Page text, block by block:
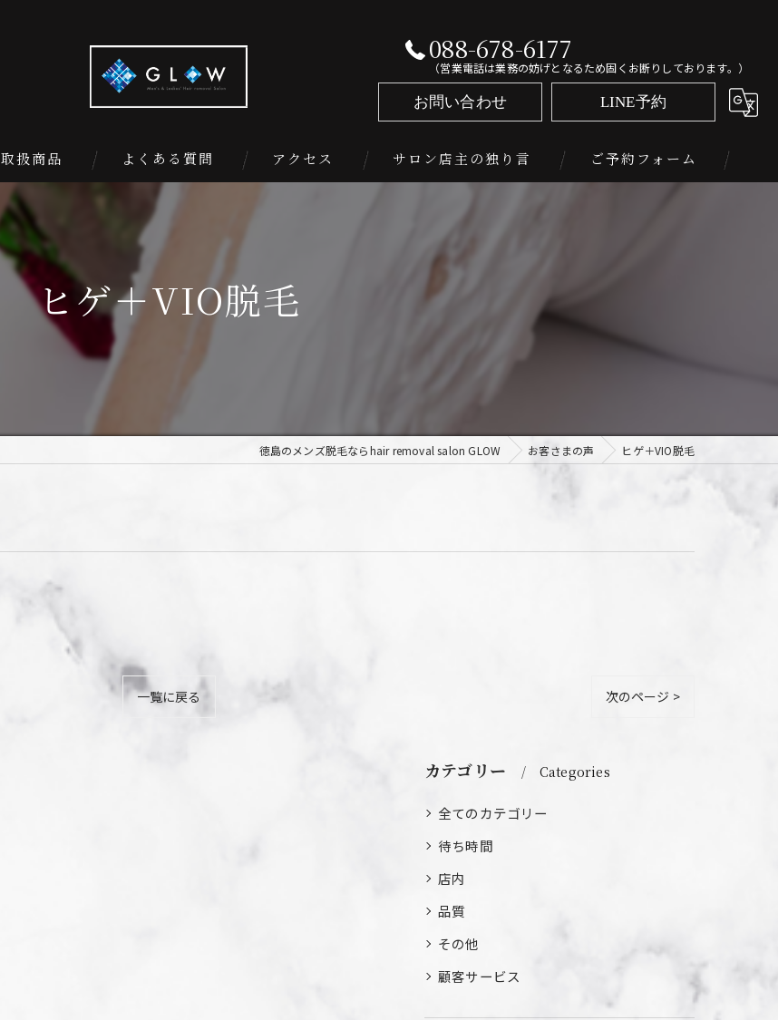
088-678-6177
（営業電話は業務の妨げとなるため固くお断りしております。）
お問い合わせ LINE予約
取扱商品 よくある質問 アクセス サロン店主の独り言 ご予約フォーム
ヒゲ＋VIO脱毛
徳島のメンズ脱毛ならhair removal salon GLOW お客さまの声 ヒゲ＋VIO脱毛
一覧に戻る 次のページ >
カテゴリー Categories
全てのカテゴリー
待ち時間
店内
品質
その他
顧客サービス